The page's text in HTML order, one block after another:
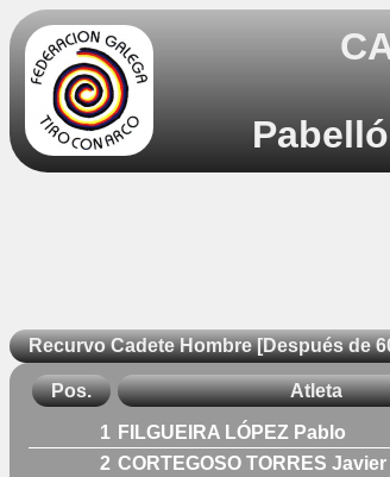
Recurvo Cadete Hombre [Después de
Pos. Atleta
1 FILGUEIRA LÓPEZ Pablo
2 CORTEGOSO TORRES Javier